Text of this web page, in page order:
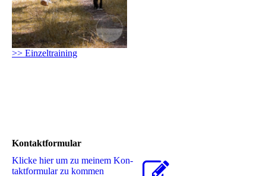
>> Einzeltraining
Kontaktformular
Klicke hier um zu meinem Kon­
takt­for­mu­lar zu kommen